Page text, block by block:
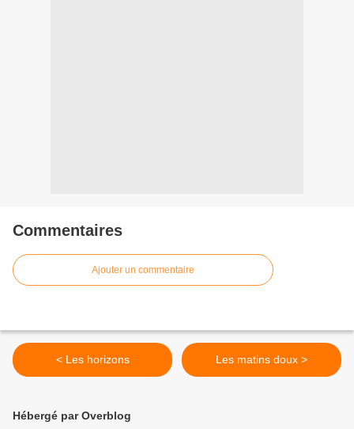
Commentaires
Ajouter un commentaire
< Les horizons Les matins doux >
Hébergé par Overblog